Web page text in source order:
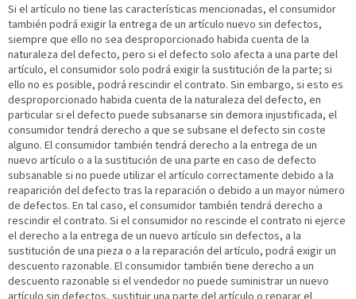
Si el artículo no tiene las características mencionadas, el consumidor
también podrá exigir la entrega de un artículo nuevo sin defectos,
siempre que ello no sea desproporcionado habida cuenta de la
naturaleza del defecto, pero si el defecto solo afecta a una parte del
artículo, el consumidor solo podrá exigir la sustitución de la parte; si
ello no es posible, podrá rescindir el contrato. Sin embargo, si esto es
desproporcionado habida cuenta de la naturaleza del defecto, en
particular si el defecto puede subsanarse sin demora injustificada, el
consumidor tendrá derecho a que se subsane el defecto sin coste
alguno. El consumidor también tendrá derecho a la entrega de un
nuevo artículo o a la sustitución de una parte en caso de defecto
subsanable si no puede utilizar el artículo correctamente debido a la
reaparición del defecto tras la reparación o debido a un mayor número
de defectos. En tal caso, el consumidor también tendrá derecho a
rescindir el contrato. Si el consumidor no rescinde el contrato ni ejerce
el derecho a la entrega de un nuevo artículo sin defectos, a la
sustitución de una pieza o a la reparación del artículo, podrá exigir un
descuento razonable. El consumidor también tiene derecho a un
descuento razonable si el vendedor no puede suministrar un nuevo